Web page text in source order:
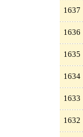
1637
1636
1635
1634
1633
1632